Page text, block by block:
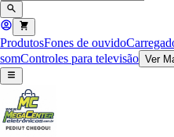
ProdutosFones de ouvido
somControles para televisão Ver